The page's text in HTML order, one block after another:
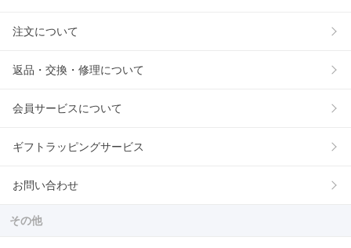
注文について
返品・交換・修理について
会員サービスについて
ギフトラッピングサービス
お問い合わせ
その他